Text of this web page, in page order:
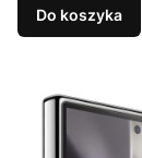
Do koszyka